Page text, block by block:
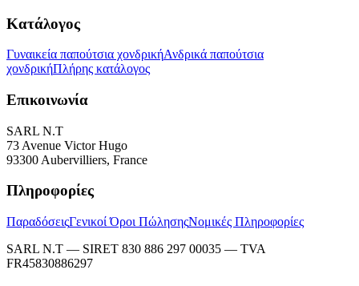
Κατάλογος
Γυναικεία παπούτσια χονδρικήΑνδρικά παπούτσια
χονδρικήΠλήρης κατάλογος
Επικοινωνία
SARL N.T
73 Avenue Victor Hugo
93300 Aubervilliers, France
Πληροφορίες
ΠαραδόσειςΓενικοί Όροι ΠώλησηςΝομικές Πληροφορίες
SARL N.T — SIRET 830 886 297 00035 — TVA
FR45830886297